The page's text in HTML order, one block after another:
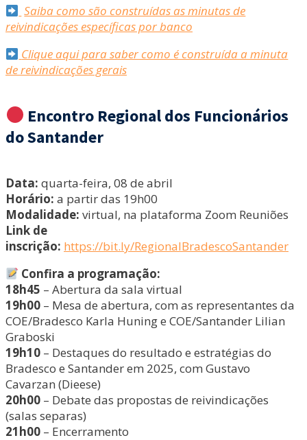
Saiba como são construídas as minutas de
reivindicações específicas por banco
Clique aqui para saber como é construída a minuta
de reivindicações gerais
Encontro Regional dos Funcionários
do Santander
Data: quarta-feira, 08 de abril
Horário: a partir das 19h00
Modalidade: virtual, na plataforma Zoom Reuniões
Link de
inscrição: https://bit.ly/RegionalBradescoSantander
Confira a programação:
18h45 – Abertura da sala virtual
19h00 – Mesa de abertura, com as representantes da
COE/Bradesco Karla Huning e COE/Santander Lilian
Graboski
19h10 – Destaques do resultado e estratégias do
Bradesco e Santander em 2025, com Gustavo
Cavarzan (Dieese)
20h00 – Debate das propostas de reivindicações
(salas separas)
21h00 – Encerramento